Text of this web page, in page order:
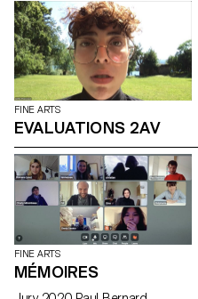
FINE ARTS
EVALUATIONS 2AV
FINE ARTS
MÉMOIRES